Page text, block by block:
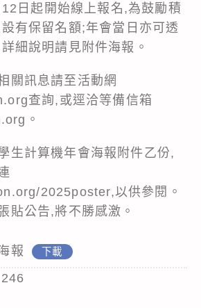
日起開始線上報名,為鼓勵積
有保留名額;年會當日亦可透
細說明請見附件海報。
關訊息請至活動網
查詢,或逕洽等備信箱
。
生計算機年會海報附件乙份,
2025poster,以供參閱。
貼公告,將不勝感激。
報 下載
246